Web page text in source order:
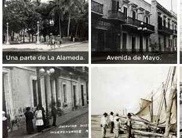
Una parte de La Alameda. Avenida de Mayo.